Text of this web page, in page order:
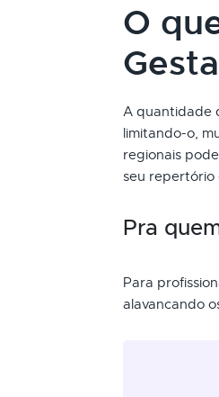
O
A quantidade
limitando-o,
regionais
seu repertório
Pra
Para
alavancando